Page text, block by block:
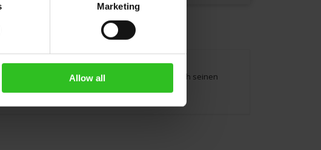
Marketing
Allow all
per Hand geerntet. Dieser Tee zeichnet sich durch seinen
enthält 2.3g Tee.